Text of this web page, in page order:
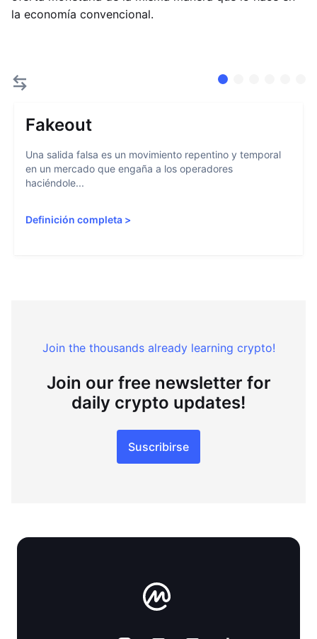
la economía convencional.
Fakeout
Una salida falsa es un movimiento repentino y temporal
en un mercado que engaña a los operadores
haciéndole...
Definición completa >
Join the thousands already learning crypto!
Join our free newsletter for
daily crypto updates!
Suscribirse